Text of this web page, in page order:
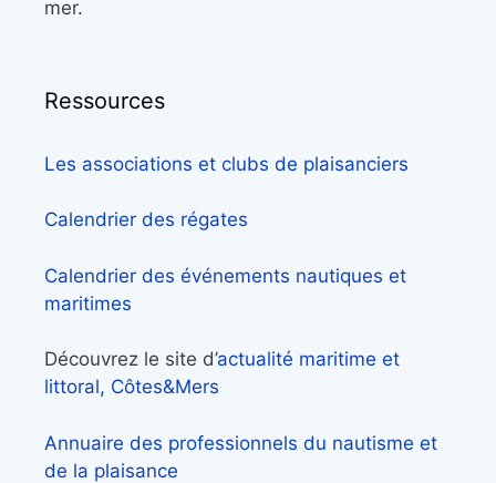
mer.
Ressources
Les associations et clubs de plaisanciers
Calendrier des régates
Calendrier des événements nautiques et
maritimes
Découvrez le site d’actualité maritime et
littoral, Côtes&Mers
Annuaire des professionnels du nautisme et
de la plaisance